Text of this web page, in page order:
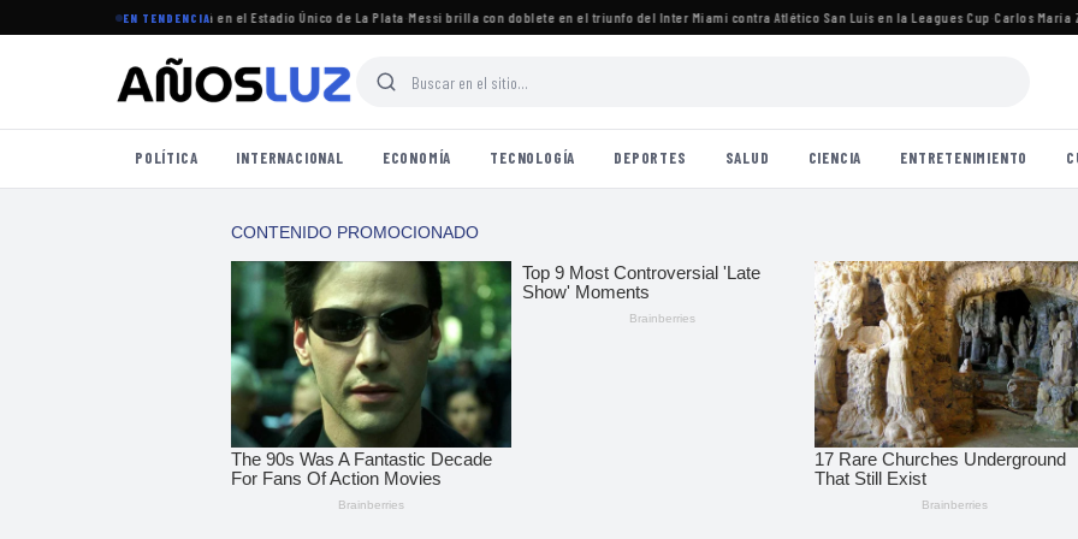
EN TENDENCIA
Clausura 2026 se jugará en el Estadio Único de La Plata·Messi brilla con doblete en el triunfo del Inter Miami contra Atlético San Luis en la Leagues Cup ·Carlos María
POLÍTICA INTERNACIONAL ECONOMÍA TECNOLOGÍA DEPORTES SALUD CIENCIA ENTRETENIMIENTO